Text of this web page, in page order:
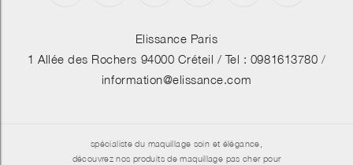
Elissance Paris
1 Allée des Rochers 94000 Créteil / Tel : 0981613780 /
information@elissance.com
spécialiste du maquillage soin et élégance,
découvrez nos produits de maquillage pas cher pour